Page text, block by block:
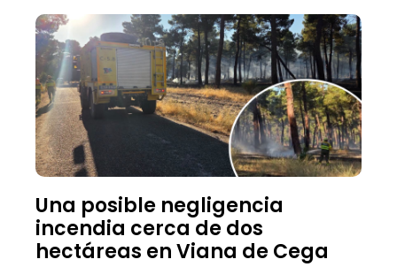
Una posible negligencia
incendia cerca de dos
hectáreas en Viana de Cega